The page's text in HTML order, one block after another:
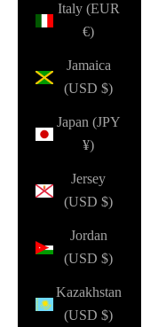
Italy (EUR
€)
Jamaica
(USD $)
Japan (JPY
¥)
Jersey
(USD $)
Jordan
(USD $)
Kazakhstan
(USD $)